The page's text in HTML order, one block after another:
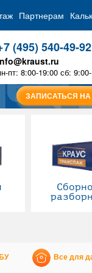
Партнерам
(495) 540-49-92
пт: 8:00-19:00 сб:
ЗАПИСАТЬСЯ НА
Все для